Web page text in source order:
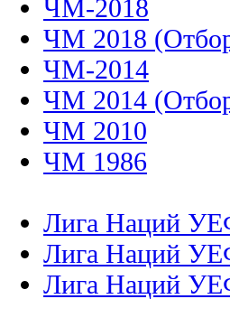
ЧМ-2018
ЧМ 2018
ЧМ-2014
ЧМ 2014
ЧМ 2010
ЧМ 1986
Лига Наций
Лига Наций
Лига Наций